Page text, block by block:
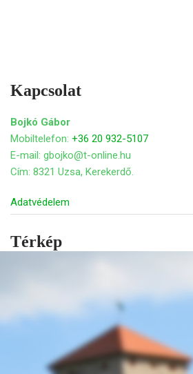
Kapcsolat
Bojkó Gábor
Mobiltelefon: +36 20 932-5107
E-mail: gbojko@t-online.hu
Cím: 8321 Uzsa, Kerekerdő.
Adatvédelem
Térkép